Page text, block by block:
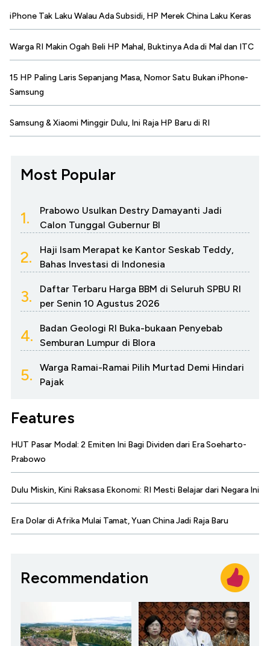
iPhone Tak Laku Walau Ada Subsidi, HP Merek China Laku Keras
Warga RI Makin Ogah Beli HP Mahal, Buktinya Ada di Mal dan ITC
15 HP Paling Laris Sepanjang Masa, Nomor Satu Bukan iPhone-
Samsung
Samsung & Xiaomi Minggir Dulu, Ini Raja HP Baru di RI
Most Popular
1.
Prabowo Usulkan Destry Damayanti Jadi
Calon Tunggal Gubernur BI
2.
Haji Isam Merapat ke Kantor Seskab Teddy,
Bahas Investasi di Indonesia
3.
Daftar Terbaru Harga BBM di Seluruh SPBU RI
per Senin 10 Agustus 2026
4.
Badan Geologi RI Buka-bukaan Penyebab
Semburan Lumpur di Blora
5.
Warga Ramai-Ramai Pilih Murtad Demi Hindari
Pajak
Features
HUT Pasar Modal: 2 Emiten Ini Bagi Dividen dari Era Soeharto-
Prabowo
Dulu Miskin, Kini Raksasa Ekonomi: RI Mesti Belajar dari Negara Ini
Era Dolar di Afrika Mulai Tamat, Yuan China Jadi Raja Baru
Recommendation